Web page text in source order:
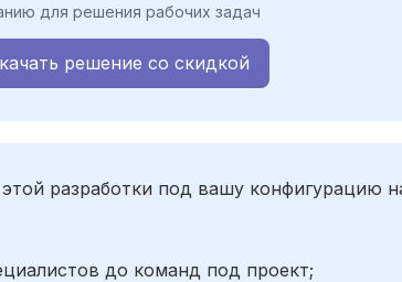
для решения рабочих задач
решение со скидкой
разработки под вашу конфигурацию
до команд под проект;